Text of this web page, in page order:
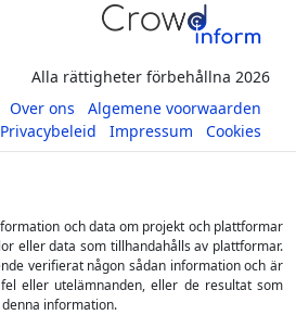
Alla rättigheter förbehållna 2026
Over ons
Algemene voorwaarden
Privacybeleid
Impressum Cookies
och data om projekt och plattformar
eller data som tillhandahålls av plattformar.
verifierat någon sådan information och är
eller utelämnanden, eller de resultat som
information.